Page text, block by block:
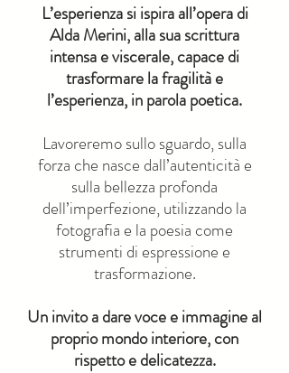
L’esperienza si ispira all’opera di
Alda Merini, alla sua scrittura
intensa e viscerale, capace di
trasformare la fragilità e
l’esperienza, in parola poetica.
Lavoreremo sullo sguardo, sulla
forza che nasce dall’autenticità e
sulla bellezza profonda
dell’imperfezione, utilizzando la
fotografia e la poesia come
strumenti di espressione e
trasformazione.
Un invito a dare voce e immagine al
proprio mondo interiore, con
rispetto e delicatezza.